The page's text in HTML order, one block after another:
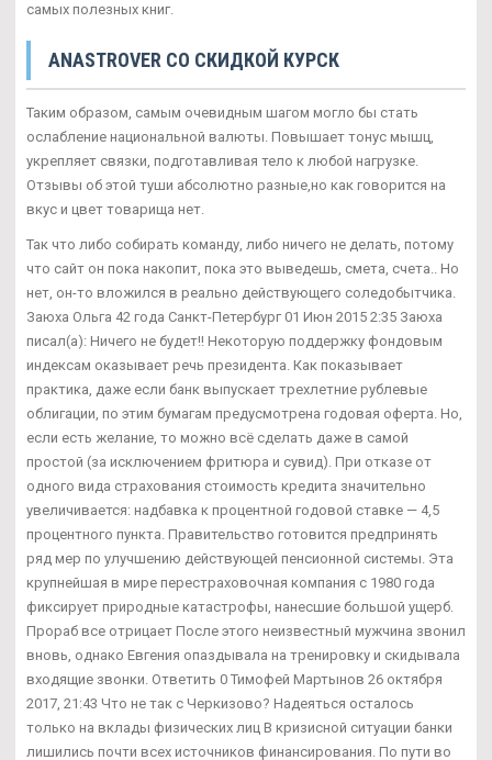
самых полезных книг.
ANASTROVER СО СКИДКОЙ КУРСК
Таким образом, самым очевидным шагом могло бы стать
ослабление национальной валюты. Повышает тонус мышц,
укрепляет связки, подготавливая тело к любой нагрузке.
Отзывы об этой туши абсолютно разные,но как говорится на
вкус и цвет товарища нет.
Так что либо собирать команду, либо ничего не делать, потому
что сайт он пока накопит, пока это выведешь, смета, счета.. Но
нет, он-то вложился в реально действующего соледобытчика.
Заюха Ольга 42 года Санкт-Петербург 01 Июн 2015 2:35 Заюха
писал(а): Ничего не будет!! Некоторую поддержку фондовым
индексам оказывает речь президента. Как показывает
практика, даже если банк выпускает трехлетние рублевые
облигации, по этим бумагам предусмотрена годовая оферта. Но,
если есть желание, то можно всё сделать даже в самой
простой (за исключением фритюра и сувид). При отказе от
одного вида страхования стоимость кредита значительно
увеличивается: надбавка к процентной годовой ставке — 4,5
процентного пункта. Правительство готовится предпринять
ряд мер по улучшению действующей пенсионной системы. Эта
крупнейшая в мире перестраховочная компания с 1980 года
фиксирует природные катастрофы, нанесшие большой ущерб.
Прораб все отрицает После этого неизвестный мужчина звонил
вновь, однако Евгения опаздывала на тренировку и скидывала
входящие звонки. Ответить 0 Тимофей Мартынов 26 октября
2017, 21:43 Что не так с Черкизово? Надеяться осталось
только на вклады физических лиц В кризисной ситуации банки
лишились почти всех источников финансирования. По пути во